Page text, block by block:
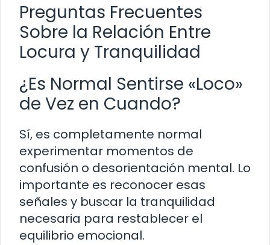
Preguntas Frecuentes
Sobre la Relación Entre
Locura y Tranquilidad
¿Es Normal Sentirse «Loco»
de Vez en Cuando?
Sí, es completamente normal
experimentar momentos de
confusión o desorientación mental. Lo
importante es reconocer esas
señales y buscar la tranquilidad
necesaria para restablecer el
equilibrio emocional.